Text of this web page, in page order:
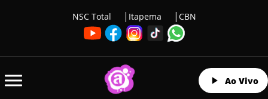
NSC Total Itapema CBN
Ao Vivo